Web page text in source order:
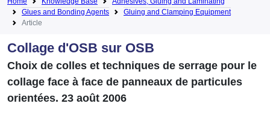
Glues and Bonding Agents
Gluing and Clamping Equipment
Article
Collage d'OSB sur OSB
Choix de colles et techniques de serrage pour le
collage face à face de panneaux de particules
orientées. 23 août 2006